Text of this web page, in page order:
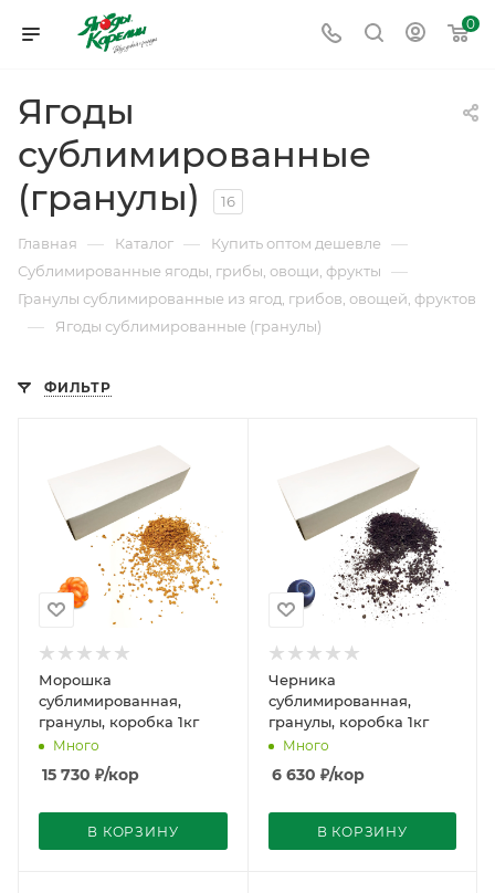
0
Ягоды
сублимированные
(гранулы)
16
Главная — Каталог — Купить оптом дешевле —
Сублимированные ягоды, грибы, овощи, фрукты —
Гранулы сублимированные из ягод, грибов, овощей, фруктов
— Ягоды сублимированные (гранулы)
ФИЛЬТР
Морошка
сублимированная,
гранулы, коробка 1кг
Много
15 730 ₽/кор
В КОРЗИНУ
Черника
сублимированная,
гранулы, коробка 1кг
Много
6 630 ₽/кор
В КОРЗИНУ